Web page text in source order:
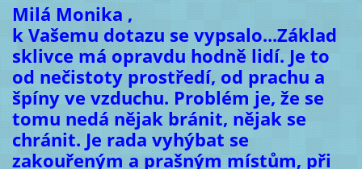
Milá Monika ,
k Vašemu dotazu se vypsalo...Základ
sklivce má opravdu hodně lidí. Je to
od nečistoty prostředí, od prachu a
špíny ve vzduchu. Problém je, že se
tomu nedá nějak bránit, nějak se
chránit. Je rada vyhýbat se
zakouřeným a prašným místům, při